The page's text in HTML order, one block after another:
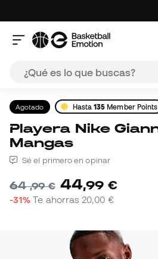
Agotado Hasta135 Member Points
Playera Nike Giannis Dri-Fit Sin
Mangas
Sé el primero en opinar
64,99 € 44,99 €
-31% Te ahorras 20,00 €